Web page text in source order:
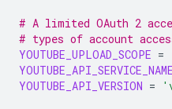
# A limited OAuth 2
# types of account
YOUTUBE_UPLOAD_SCOPE =
YOUTUBE_API_SERVICE_NAME
YOUTUBE_API_VERSION =